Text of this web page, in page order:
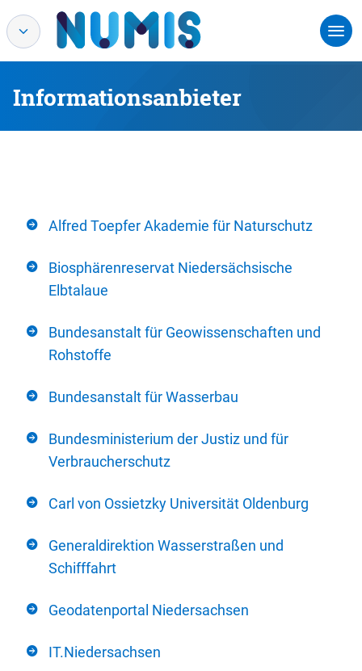
Informationsanbieter
Alfred Toepfer Akademie für Naturschutz
Biosphärenreservat Niedersächsische
Elbtalaue
Bundesanstalt für Geowissenschaften und
Rohstoffe
Bundesanstalt für Wasserbau
Bundesministerium der Justiz und für
Verbraucherschutz
Carl von Ossietzky Universität Oldenburg
Generaldirektion Wasserstraßen und
Schifffahrt
Geodatenportal Niedersachsen
IT.Niedersachsen